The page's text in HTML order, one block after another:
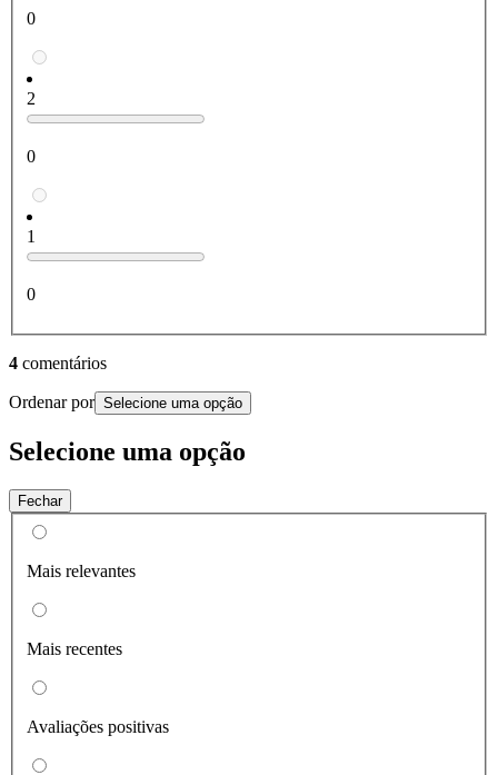
0
2
0
1
0
4 comentários
Ordenar por Selecione uma opção
Selecione uma opção
Fechar
Mais relevantes
Mais recentes
Avaliações positivas